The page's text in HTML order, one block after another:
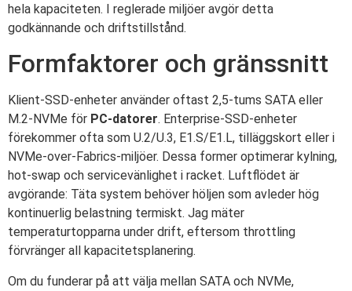
hela kapaciteten. I reglerade miljöer avgör detta
godkännande och driftstillstånd.
Formfaktorer och gränssnitt
Klient-SSD-enheter använder oftast 2,5-tums SATA eller
M.2-NVMe för PC-datorer. Enterprise-SSD-enheter
förekommer ofta som U.2/U.3, E1.S/E1.L, tilläggskort eller i
NVMe-over-Fabrics-miljöer. Dessa former optimerar kylning,
hot-swap och servicevänlighet i racket. Luftflödet är
avgörande: Täta system behöver höljen som avleder hög
kontinuerlig belastning termiskt. Jag mäter
temperaturtopparna under drift, eftersom throttling
förvränger all kapacitetsplanering.
Om du funderar på att välja mellan SATA och NVMe,